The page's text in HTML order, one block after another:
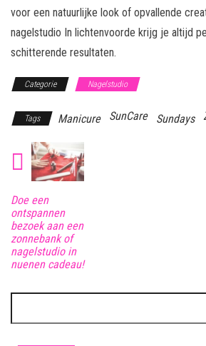
voor een natuurlijke look of opvallende
nagelstudio In lichtenvoorde krijg je altijd
schitterende resultaten.
Categorie Nagelstudio
Tags Manicure SunCare Sundays
Doe een
ontspannen
bezoek aan een
zonnebank of
nagelstudio in
nuenen cadeau!
naar: